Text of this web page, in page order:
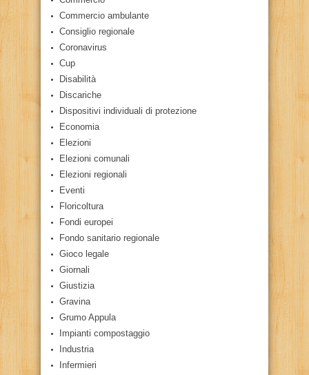
Commercio ambulante
Consiglio regionale
Coronavirus
Cup
Disabilità
Discariche
Dispositivi individuali di protezione
Economia
Elezioni
Elezioni comunali
Elezioni regionali
Eventi
Floricoltura
Fondi europei
Fondo sanitario regionale
Gioco legale
Giornali
Giustizia
Gravina
Grumo Appula
Impianti compostaggio
Industria
Infermieri